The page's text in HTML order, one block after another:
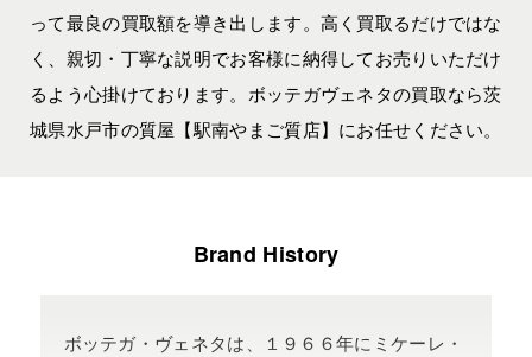
って最良の買取額を導き出します。高く買取るだけではな
く、親切・丁寧な説明でお客様に納得してお売りいただけ
るよう心掛けております。ボッテガヴェネタの買取なら茨
城県水戸市の質屋【駅南やまご質店】にお任せください。
Brand History
ボッテガ・ヴェネタは、１９６６年にミケーレ・